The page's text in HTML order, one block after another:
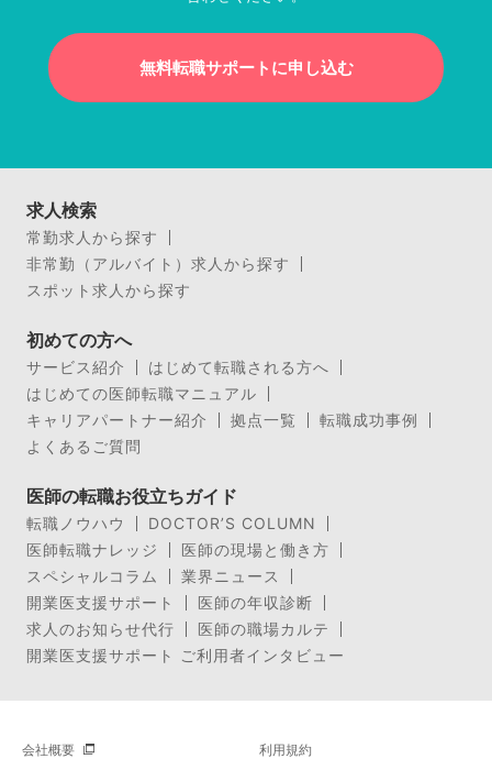
無料転職サポートに申し込む
求人検索
常勤求人から探す
非常勤（アルバイト）求人から探す
スポット求人から探す
初めての方へ
サービス紹介
はじめて転職される方へ
はじめての医師転職マニュアル
キャリアパートナー紹介
拠点一覧
転職成功事例
よくあるご質問
医師の転職お役立ちガイド
転職ノウハウ
DOCTOR’S COLUMN
医師転職ナレッジ
医師の現場と働き方
スペシャルコラム
業界ニュース
開業医支援サポート
医師の年収診断
求人のお知らせ代行
医師の職場カルテ
開業医支援サポート ご利用者インタビュー
会社概要 利用規約